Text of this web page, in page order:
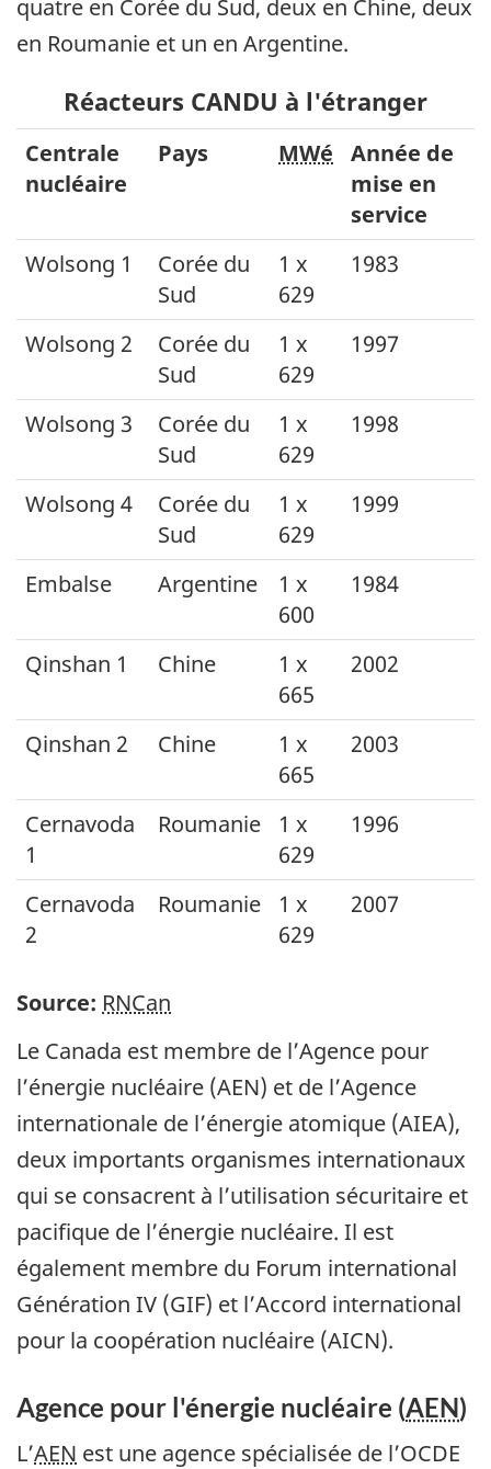
quatre en Corée du Sud, deux en Chine, deux
en Roumanie et un en Argentine.
Réacteurs CANDU à l'étranger
Centrale
nucléaire
Pays MWé
Année de
mise en
service
Wolsong 1
Corée du
Sud
1 x
629
1983
Wolsong 2
Corée du
Sud
1 x
629
1997
Wolsong 3
Corée du
Sud
1 x
629
1998
Wolsong 4
Corée du
Sud
1 x
629
1999
Embalse Argentine
1 x
600
1984
Qinshan 1 Chine
1 x
665
2002
Qinshan 2 Chine
1 x
665
2003
Cernavoda
1
Roumanie
1 x
629
1996
Cernavoda
2
Roumanie
1 x
629
2007
Source: RNCan
Le Canada est membre de l’Agence pour
l’énergie nucléaire (AEN) et de l’Agence
internationale de l’énergie atomique (AIEA),
deux importants organismes internationaux
qui se consacrent à l’utilisation sécuritaire et
pacifique de l’énergie nucléaire. Il est
également membre du Forum international
Génération IV (GIF) et l’Accord international
pour la coopération nucléaire (AICN).
Agence pour l'énergie nucléaire (AEN)
L’AEN est une agence spécialisée de l’OCDE